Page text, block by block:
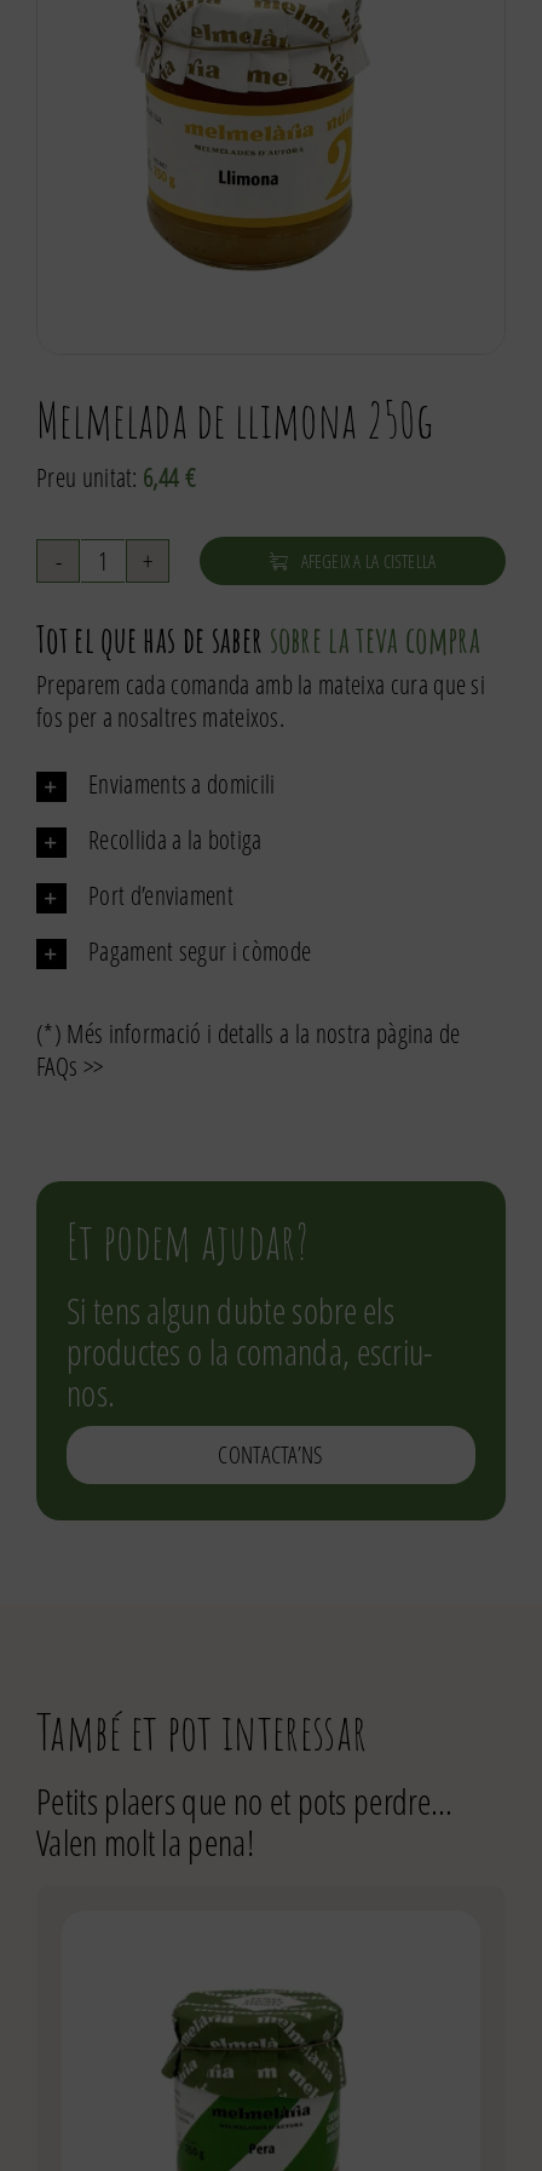
Melmelada de llimona 250g
Preu unitat: 6,44€
quantitat
Melmelada
de
llimona
250g
AFEGEIX A LA CISTELLA
Tot el que has de saber sobre la teva compra
Preparem cada comanda amb la mateixa cura que si
fos per a nosaltres mateixos.
Enviaments a domicili
Recollida a la botiga
Port d’enviament
Pagament segur i còmode
(*) Més informació i detalls a la nostra pàgina de
FAQs >>
Et podem ajudar?
Si tens algun dubte sobre els
productes o la comanda, escriu-
nos.
CONTACTA’NS
També et pot interessar
Petits plaers que no et pots perdre…
Valen molt la pena!